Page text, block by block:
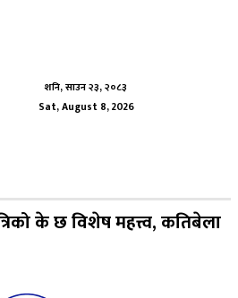
शनि, साउन २३, २०८३
Sat, August 8, 2026
के छ विशेष महत्त्व, कतिबेला